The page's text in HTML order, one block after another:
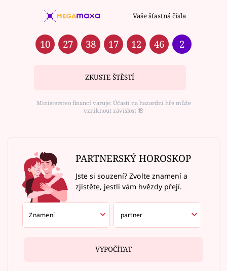
Vaše šťastná čísla
10 27 38 17 12 46 2
ZKUSTE ŠTĚSTÍ
Ministerstvo financí varuje: Účastí na hazardní hře může
vzniknout závislost ⑱
PARTNERSKÝ HOROSKOP
Jste si souzení? Zvolte znamení a
zjistěte, jestli vám hvězdy přejí.
VYPOČÍTAT